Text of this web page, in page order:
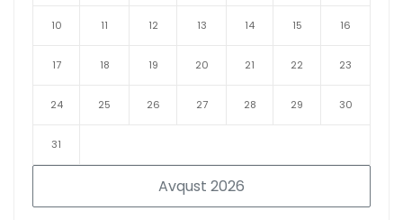
Avqust 2026
10 11 12 13 14 15 16
17 18 19 20 21 22 23
24 25 26 27 28 29 30
31